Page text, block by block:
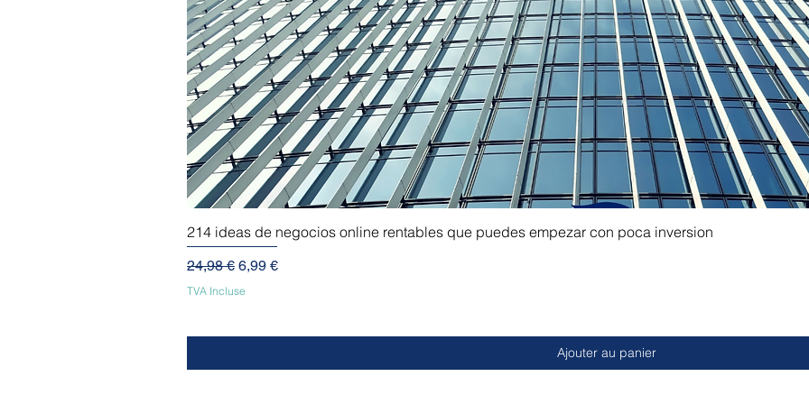
214 ideas de negocios online rentables que puedes empezar con poca inversion
Prix original
24,98 € Prix promotionnel
6,99 €
TVA Incluse
Ajouter au panier